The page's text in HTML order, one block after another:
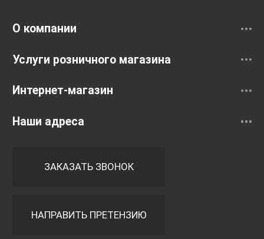
О компании
Услуги розничного магазина
Интернет-магазин
Наши адреса
ЗАКАЗАТЬ ЗВОНОК
НАПРАВИТЬ ПРЕТЕНЗИЮ